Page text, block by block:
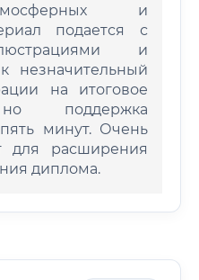
и
подается с
и
незначительный
на итоговое
но поддержка
минут. Очень
для расширения
диплома.